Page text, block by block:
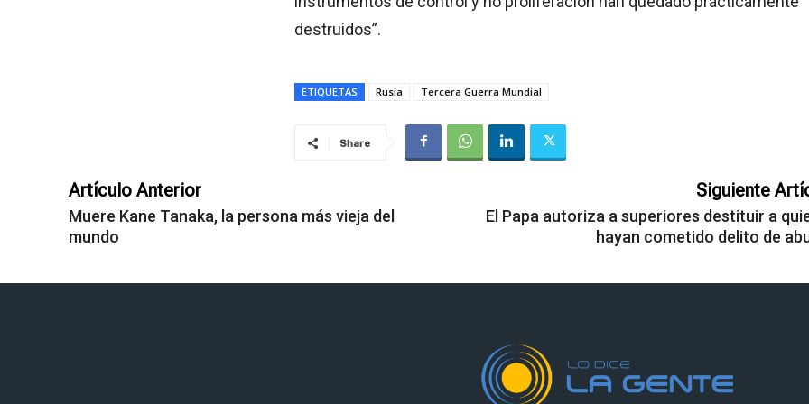
destruidos”.
ETIQUETAS Rusia Tercera Guerra Mundial
Share
Artículo Anterior
Muere Kane Tanaka, la persona más vieja del
mundo
Siguiente
El Papa autoriza a superiores destituir a
hayan cometido delito de